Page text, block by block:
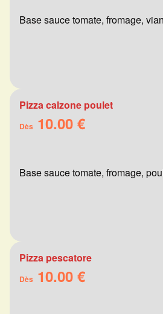
Base sauce tomate, fromage,
Pizza calzone poulet
Dès 10.00 €
Base sauce tomate, fromage,
Pizza pescatore
Dès 10.00 €